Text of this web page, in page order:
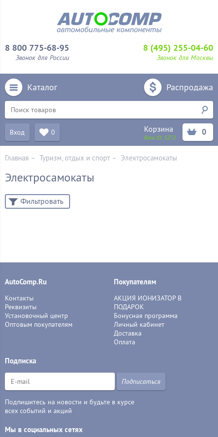
8 800 775-68-95
Звонок для России
8 (495) 255-04-60
Звонок для Москвы
Каталог Распродажа
Вход 0 Корзина
Ваш ID: 5272
0
Главная – Туризм, отдых и спорт – Электросамокаты
Электросамокаты
Фильтровать
AutoComp.Ru
Контакты
Реквизиты
Установочный центр
Оптовым покупателям
Покупателям
АКЦИЯ ИОНИЗАТОР В
ПОДАРОК
Бонусная программа
Личный кабинет
Доставка
Оплата
Подписка
Подписаться
Подпишитесь на новости и будьте в курсе
всех событий и акций
Мы в социальных сетях